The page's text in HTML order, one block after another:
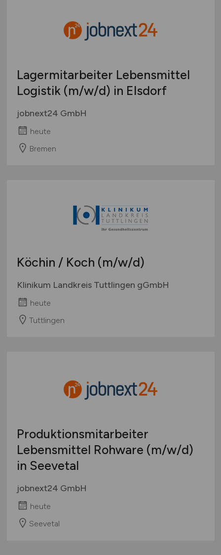
Lagermitarbeiter Lebensmittel
Logistik (m/w/d) in Elsdorf
jobnext24 GmbH
heute
Bremen
Köchin / Koch (m/w/d)
Klinikum Landkreis Tuttlingen gGmbH
heute
Tuttlingen
Produktionsmitarbeiter
Lebensmittel Rohware (m/w/d)
in Seevetal
jobnext24 GmbH
heute
Seevetal